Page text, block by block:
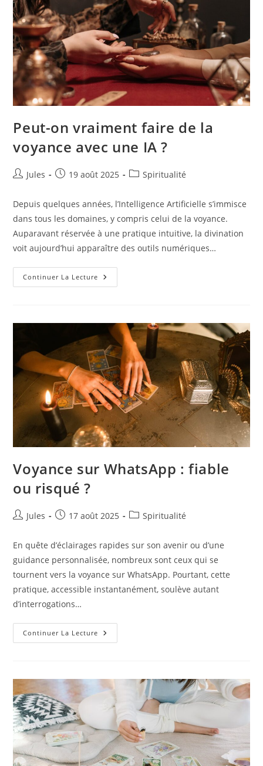
Peut-on vraiment faire de la
voyance avec une IA ?
Auteur/autrice
la
publication :
Jules
Publication
19 août 2025
PostSpiritualité
Depuis quelques années, l’Intelligence Artificielle s’immisce
dans tous les domaines, y compris celui de la voyance.
Auparavant réservée à une pratique intuitive, la divination
voit aujourd’hui apparaître des outils numériques…
Continuer La Lecture Peut-
On
Voyance
Avec
Une
IA
?
Voyance sur WhatsApp : fiable
ou risqué ?
Auteur/autrice
publication :
Jules
Publication
17 août 2025
PostSpiritualité
En quête d’éclairages rapides sur son avenir ou d’une
guidance personnalisée, nombreux sont ceux qui se
tournent vers la voyance sur WhatsApp. Pourtant, cette
pratique, accessible instantanément, soulève autant
d’interrogations…
Continuer La Lecture Voyance
Sur
Risqué